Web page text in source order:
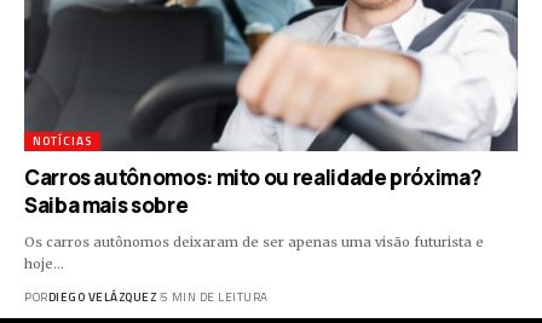
NOTÍCIAS
Carros autônomos: mito ou realidade próxima?
Saiba mais sobre
Os carros autônomos deixaram de ser apenas uma visão futurista e
hoje…
PORDIEGO VELÁZQUEZ 5 MIN DE LEITURA